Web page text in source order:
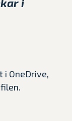
i
i OneDrive,